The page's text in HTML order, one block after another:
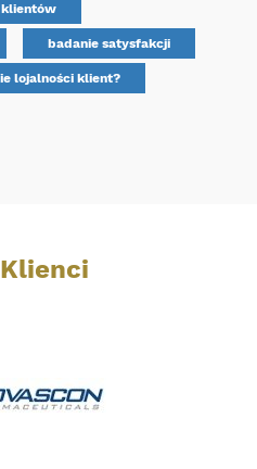
klientów
badanie satysfakcji
lojalności klient?
Klienci